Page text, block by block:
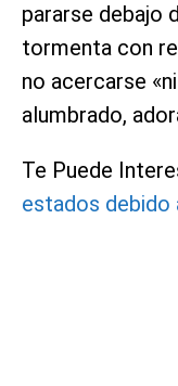
pararse debajo
tormenta con
no acercarse
alumbrado,
Te Puede
estados debido